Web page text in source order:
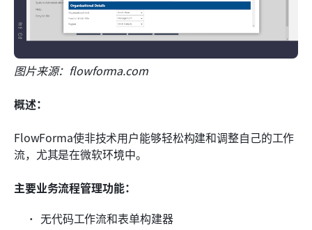
图片来源：flowforma.com
概述：
FlowForma使非技术用户能够轻松构建和调整自己的工作
流，尤其是在微软环境中。
主要业务流程管理功能：
无代码工作流和表单构建器